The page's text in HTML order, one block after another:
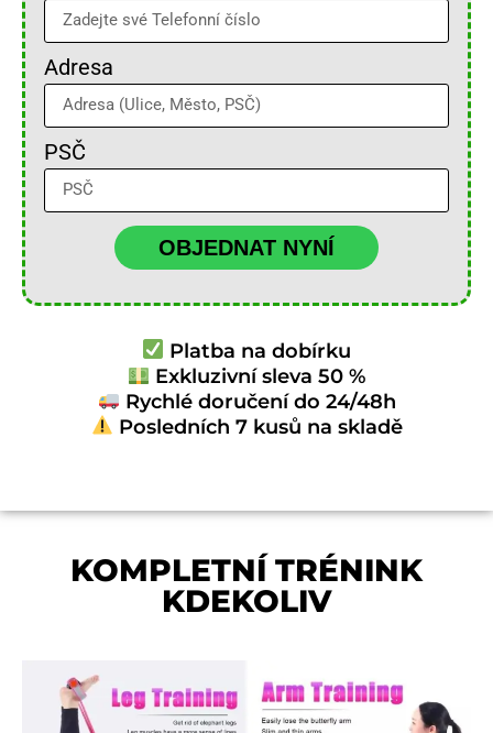
Adresa
PSČ
OBJEDNAT NYNÍ
Platba na dobírku
Exkluzivní sleva 50 %
Rychlé doručení do 24/48h
Posledních 7 kusů na skladě
KOMPLETNÍ TRÉNINK
KDEKOLIV